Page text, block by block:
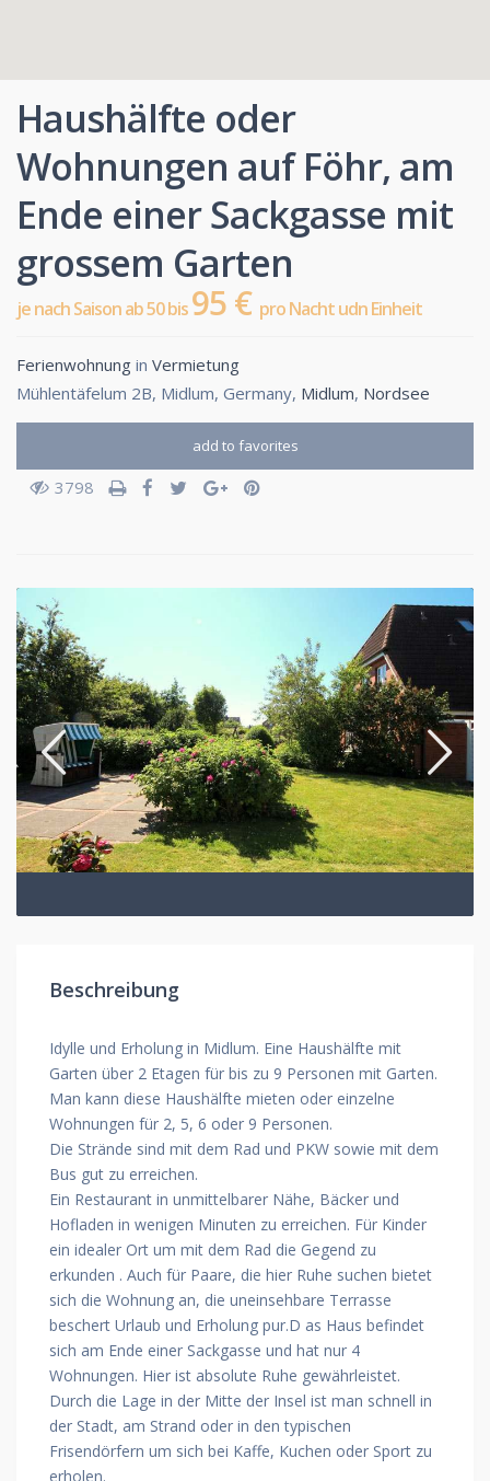
Haushälfte oder
Wohnungen auf Föhr, am
Ende einer Sackgasse mit
grossem Garten
je nach Saison ab 50 bis95 € pro Nacht udn Einheit
Ferienwohnung in Vermietung
Mühlentäfelum 2B, Midlum, Germany, Midlum, Nordsee
add to favorites
3798
Beschreibung
Idylle und Erholung in Midlum. Eine Haushälfte mit
Garten über 2 Etagen für bis zu 9 Personen mit Garten.
Man kann diese Haushälfte mieten oder einzelne
Wohnungen für 2, 5, 6 oder 9 Personen.
Die Strände sind mit dem Rad und PKW sowie mit dem
Bus gut zu erreichen.
Ein Restaurant in unmittelbarer Nähe, Bäcker und
Hofladen in wenigen Minuten zu erreichen. Für Kinder
ein idealer Ort um mit dem Rad die Gegend zu
erkunden . Auch für Paare, die hier Ruhe suchen bietet
sich die Wohnung an, die uneinsehbare Terrasse
beschert Urlaub und Erholung pur.D as Haus befindet
sich am Ende einer Sackgasse und hat nur 4
Wohnungen. Hier ist absolute Ruhe gewährleistet.
Durch die Lage in der Mitte der Insel ist man schnell in
der Stadt, am Strand oder in den typischen
Frisendörfern um sich bei Kaffe, Kuchen oder Sport zu
erholen.